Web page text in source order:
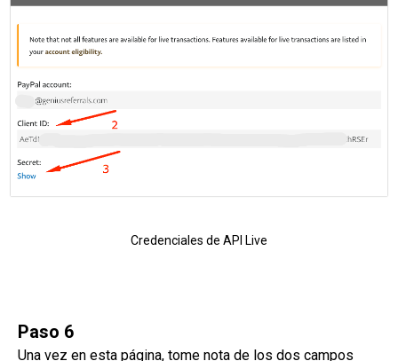
Credenciales de API Live
Paso 6
Una vez en esta página, tome nota de los dos campos